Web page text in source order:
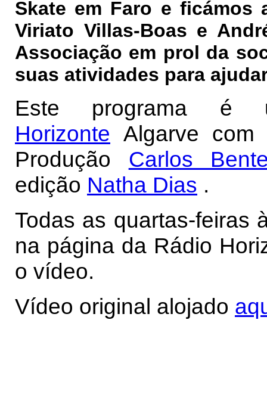
Skate em Faro e
Viriato Villas-Boas e
Associação em prol da
suas atividades para
Este programa
Horizonte Algarve
Produção Carlos
edição Natha Dias .
Todas as quartas-feiras
na página da Rádio
o vídeo.
Vídeo original alojado